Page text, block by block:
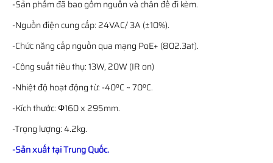
-Sản phẩm đã bao gồm nguồn và chân đế đi kèm.
-Nguồn điện cung cấp: 24VAC/ 3A (±10%).
-Chức năng cấp nguồn qua mạng PoE+ (802.3at).
-Công suất tiêu thụ: 13W, 20W (IR on)
-Nhiệt độ hoạt động từ: -40ºC ~ 70ºC.
-Kích thước: Φ160 x 295mm.
-Trọng lượng: 4.2kg.
-Sản xuất tại Trung Quốc.